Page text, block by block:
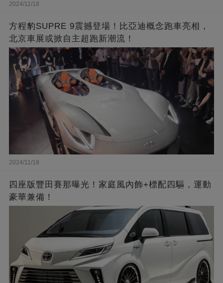
2024/11/18
方程豹SUPRE 9震撼登場！比亞迪概念跑車亮相，
北京車展或掀自主超跑新潮流！
2024/11/18
四座版豐田賽那曝光！家庭風內飾+標配四驅，運動
豪華兼備！